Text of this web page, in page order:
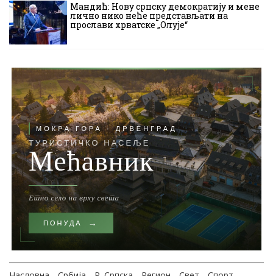
Мандић: Нову српску демократију и мене
лично нико неће представљати на
прослави хрватске „Олује“